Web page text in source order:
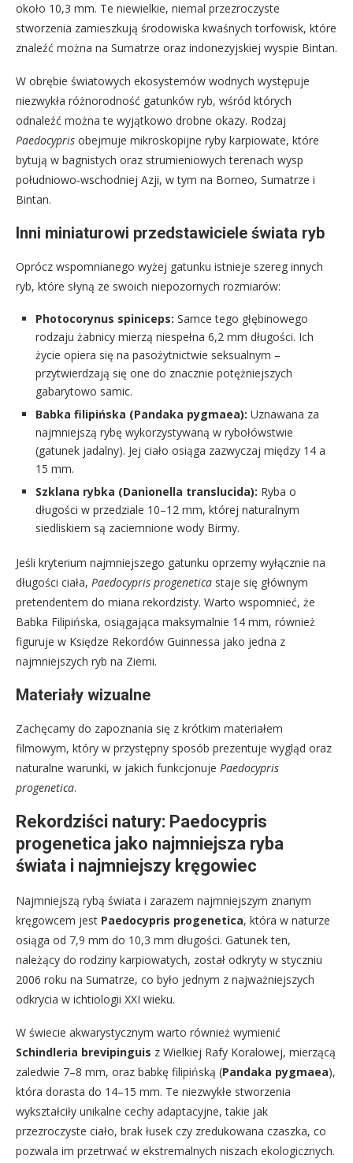
około 10,3 mm. Te niewielkie, niemal przezroczyste
stworzenia zamieszkują środowiska kwaśnych torfowisk, które
znaleźć można na Sumatrze oraz indonezyjskiej wyspie Bintan.
W obrębie światowych ekosystemów wodnych występuje
niezwykła różnorodność gatunków ryb, wśród których
odnaleźć można te wyjątkowo drobne okazy. Rodzaj
Paedocypris obejmuje mikroskopijne ryby karpiowate, które
bytują w bagnistych oraz strumieniowych terenach wysp
południowo-wschodniej Azji, w tym na Borneo, Sumatrze i
Bintan.
Inni miniaturowi przedstawiciele świata ryb
Oprócz wspomnianego wyżej gatunku istnieje szereg innych
ryb, które słyną ze swoich niepozornych rozmiarów:
Photocorynus spiniceps: Samce tego głębinowego
rodzaju żabnicy mierzą niespełna 6,2 mm długości. Ich
życie opiera się na pasożytnictwie seksualnym –
przytwierdzają się one do znacznie potężniejszych
gabarytowo samic.
Babka filipińska (Pandaka pygmaea): Uznawana za
najmniejszą rybę wykorzystywaną w rybołówstwie
(gatunek jadalny). Jej ciało osiąga zazwyczaj między 14 a
15 mm.
Szklana rybka (Danionella translucida): Ryba o
długości w przedziale 10–12 mm, której naturalnym
siedliskiem są zaciemnione wody Birmy.
Jeśli kryterium najmniejszego gatunku oprzemy wyłącznie na
długości ciała, Paedocypris progenetica staje się głównym
pretendentem do miana rekordzisty. Warto wspomnieć, że
Babka Filipińska, osiągająca maksymalnie 14 mm, również
figuruje w Księdze Rekordów Guinnessa jako jedna z
najmniejszych ryb na Ziemi.
Materiały wizualne
Zachęcamy do zapoznania się z krótkim materiałem
filmowym, który w przystępny sposób prezentuje wygląd oraz
naturalne warunki, w jakich funkcjonuje Paedocypris
progenetica.
Rekordziści natury: Paedocypris
progenetica jako najmniejsza ryba
świata i najmniejszy kręgowiec
Najmniejszą rybą świata i zarazem najmniejszym znanym
kręgowcem jest Paedocypris progenetica, która w naturze
osiąga od 7,9 mm do 10,3 mm długości. Gatunek ten,
należący do rodziny karpiowatych, został odkryty w styczniu
2006 roku na Sumatrze, co było jednym z najważniejszych
odkrycia w ichtiologii XXI wieku.
W świecie akwarystycznym warto również wymienić
Schindleria brevipinguis z Wielkiej Rafy Koralowej, mierzącą
zaledwie 7–8 mm, oraz babkę filipińską (Pandaka pygmaea),
która dorasta do 14–15 mm. Te niezwykłe stworzenia
wykształciły unikalne cechy adaptacyjne, takie jak
przezroczyste ciało, brak łusek czy zredukowana czaszka, co
pozwala im przetrwać w ekstremalnych niszach ekologicznych.